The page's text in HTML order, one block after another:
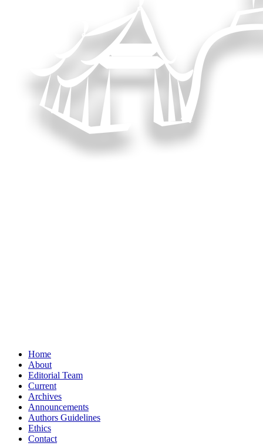
Home
About
Editorial Team
Current
Archives
Announcements
Authors Guidelines
Ethics
Contact